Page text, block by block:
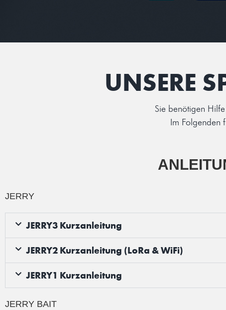
UNSERE
Sie benötigen
Im Folgenden
JERRY
JERRY3 Kurzanleitung
JERRY2 Kurzanleitung (LoRa & WiFi)
JERRY1 Kurzanleitung
JERRY BAIT